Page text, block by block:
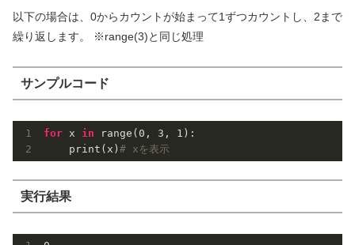
以下の場合は、0からカウントが始まって1ずつカウントし、2まで
繰り返します。 ※range(3)と同じ処理
サンプルコード
for x in range(0 , 3 , 1 ):
    print(x)
# xを表示
実行結果